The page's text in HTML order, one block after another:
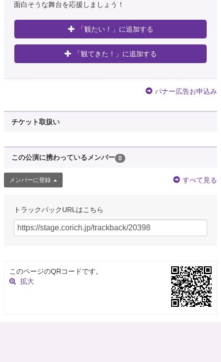
面白そうな舞台を応援しましょう！
「観たい！」に追加する
「観てきた！」に追加する
バナー広告お申込み
チケット取扱い
この公演に携わっているメンバー 0
メンバーに登録 すべて見る
トラックバックURLはこちら
このページのQRコードです。
拡大